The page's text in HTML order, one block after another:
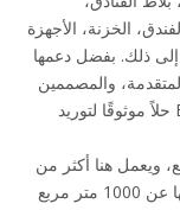
الخزنة، الأجهزة
إلى ذلك. بفضل دعمها
والمصممين
الموهوبين والعمال المتفانين، قدمت EASTMATE حلاً موثوقًا لتوريد
تزيد عن 218,000 متر مربع، ويعمل هنا أكثر من
280 موظفًا محترفًا.لدينا صالة عرض تزيد مساحتها عن 1000 متر مربع